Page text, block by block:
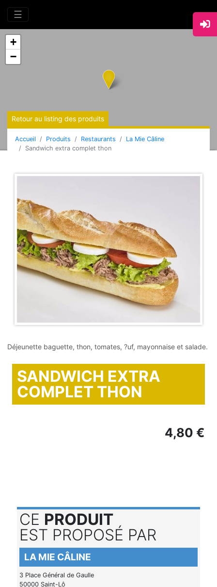
☰
+
−
Retour au listing des produits
Accueil Produits Restaurants
La Mie Câline
Sandwich extra complet thon
Déjeunette baguette, thon, tomates, ?uf, mayonnaise et salade.
SANDWICH EXTRA
COMPLET THON
4,80 €
CE PRODUIT
EST PROPOSÉ PAR
LA MIE CÂLINE
3 Place Général de Gaulle
50000 Saint-Lô